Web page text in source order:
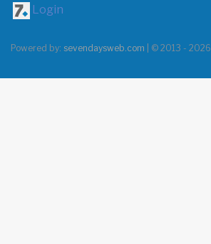
Login
Powered by: sevendaysweb.com | © 2013 - 2026